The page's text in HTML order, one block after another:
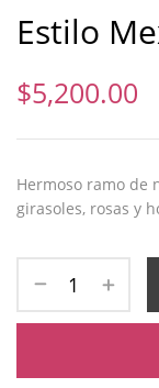
Estilo
$5,200.00
Hermoso ramo de
girasoles, rosas y